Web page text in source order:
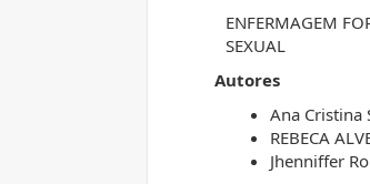
ENFERMAGEM
SEXUAL
Autores
Ana Cristina
REBECA
Jhenniffer